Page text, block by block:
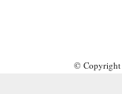
© Copyright